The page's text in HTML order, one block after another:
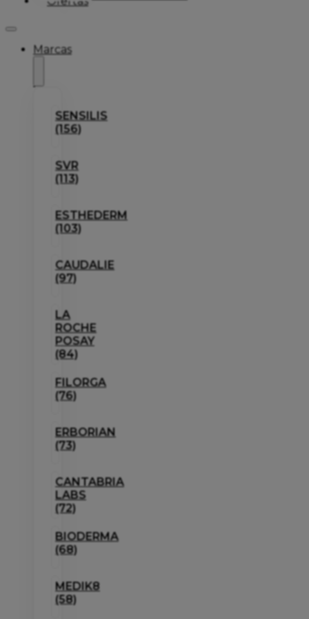
Marcas
SENSILIS
(156)
SVR
(113)
ESTHEDERM
(103)
CAUDALIE
(97)
LA
ROCHE
POSAY
(84)
FILORGA
(76)
ERBORIAN
(73)
CANTABRIA
LABS
(72)
BIODERMA
(68)
MEDIK8
(58)